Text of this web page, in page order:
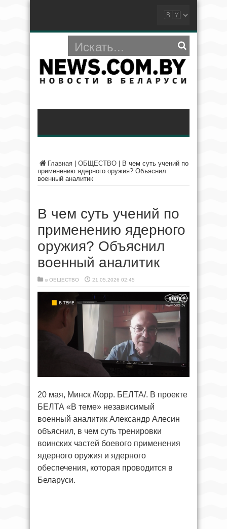
Главная ОБЩЕСТВО
В чем суть учений по
применению ядерного оружия? Объяснил
военный аналитик
В чем суть учений по
применению ядерного
оружия? Объяснил
военный аналитик
в ОБЩЕСТВО 21.05.2026 02:45
20 мая, Минск /Корр. БЕЛТА/. В проекте
БЕЛТА «В теме» независимый
военный аналитик Александр Алесин
объяснил, в чем суть тренировки
воинских частей боевого применения
ядерного оружия и ядерного
обеспечения, которая проводится в
Беларуси.